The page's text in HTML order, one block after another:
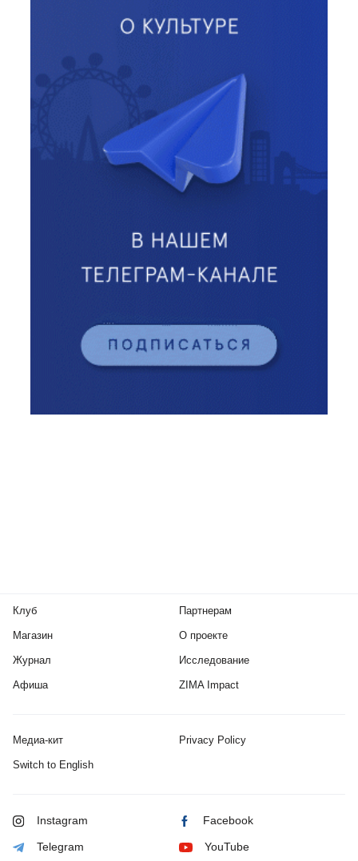
Клуб
Магазин
Журнал
Афиша
Партнерам
О проекте
Исследование
ZIMA Impact
Медиа-кит Privacy Policy
Switch to English
Instagram Facebook
Telegram YouTube